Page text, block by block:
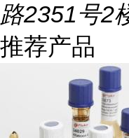
路2351号2
推荐产品